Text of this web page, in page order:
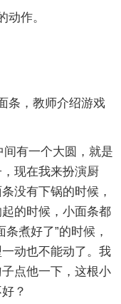
动作。
条，教师介绍游戏
有一个大圆，就是
现在我来扮演厨
没有下锅的时候，
的时候，小面条都
煮好了”的时候，
动也不能动了。我
点他一下，这根小
？